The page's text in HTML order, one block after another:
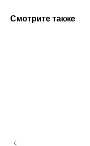
Смотрите также